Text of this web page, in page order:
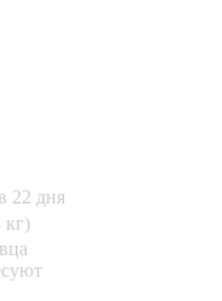
22 дня
кг)